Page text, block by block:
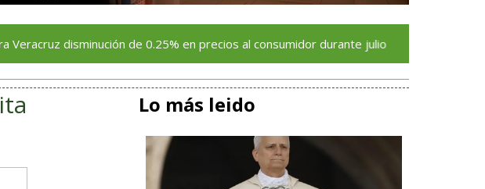
disminución de 0.25% en precios al consumidor durante julio
Lo más leido